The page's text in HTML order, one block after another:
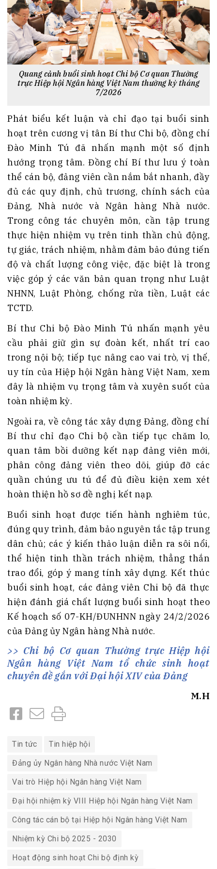
Quang cảnh buổi sinh hoạt Chi bộ Cơ quan Thường
trực Hiệp hội Ngân hàng Việt Nam thường kỳ tháng
7/2026
Phát biểu kết luận và chỉ đạo tại buổi sinh
hoạt trên cương vị tân Bí thư Chi bộ, đồng chí
Đào Minh Tú đã nhấn mạnh một số định
hướng trọng tâm. Đồng chí Bí thư lưu ý toàn
thể cán bộ, đảng viên cần nắm bắt nhanh, đầy
đủ các quy định, chủ trương, chính sách của
Đảng, Nhà nước và Ngân hàng Nhà nước.
Trong công tác chuyên môn, cần tập trung
thực hiện nhiệm vụ trên tinh thần chủ động,
tự giác, trách nhiệm, nhằm đảm bảo đúng tiến
độ và chất lượng công việc, đặc biệt là trong
việc góp ý các văn bản quan trọng như Luật
NHNN, Luật Phòng, chống rửa tiền, Luật các
TCTD.
Bí thư Chi bộ Đào Minh Tú nhấn mạnh yêu
cầu phải giữ gìn sự đoàn kết, nhất trí cao
trong nội bộ; tiếp tục nâng cao vai trò, vị thế,
uy tín của Hiệp hội Ngân hàng Việt Nam, xem
đây là nhiệm vụ trọng tâm và xuyên suốt của
toàn nhiệm kỳ.
Ngoài ra, về công tác xây dựng Đảng, đồng chí
Bí thư chỉ đạo Chi bộ cần tiếp tục chăm lo,
quan tâm bồi dưỡng kết nạp đảng viên mới,
phân công đảng viên theo dõi, giúp đỡ các
quần chúng ưu tú để đủ điều kiện xem xét
hoàn thiện hồ sơ đề nghị kết nạp.
Buổi sinh hoạt được tiến hành nghiêm túc,
đúng quy trình, đảm bảo nguyên tắc tập trung
dân chủ; các ý kiến thảo luận diễn ra sôi nổi,
thể hiện tinh thần trách nhiệm, thẳng thắn
trao đổi, góp ý mang tính xây dựng. Kết thúc
buổi sinh hoạt, các đảng viên Chi bộ đã thực
hiện đánh giá chất lượng buổi sinh hoạt theo
Kế hoạch số 07-KH/ĐUNHNN ngày 24/2/2026
của Đảng ủy Ngân hàng Nhà nước.
Chi bộ Cơ quan Thường trực Hiệp hội
Ngân hàng Việt Nam tổ chức sinh hoạt
chuyên đề gắn với Đại hội XIV của Đảng
M.H
Tin tức Tin hiệp hội
Đảng ủy Ngân hàng Nhà nước Việt Nam
Vai trò Hiệp hội Ngân hàng Việt Nam
Đại hội nhiệm kỳ VIII Hiệp hội Ngân hàng Việt Nam
Công tác cán bộ tại Hiệp hội Ngân hàng Việt Nam
Nhiệm kỳ Chi bộ 2025 - 2030
Hoạt động sinh hoạt Chi bộ định kỳ